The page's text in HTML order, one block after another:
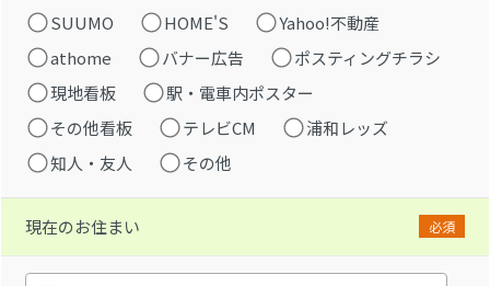
SUUMO
HOME'S
Yahoo!不動産
athome
バナー広告
ポスティングチラシ
現地看板
駅・電車内ポスター
その他看板
テレビCM
浦和レッズ
知人・友人
その他
現在のお住まい 必須